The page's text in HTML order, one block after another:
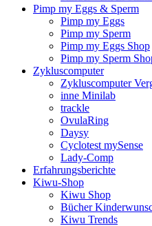
Pimp my Eggs & Sperm
Pimp my Eggs
Pimp my Sperm
Pimp my Eggs Shop
Pimp my Sperm
Zyklus­com­pu­ter
Zyklus­com­pu­ter
inne Mini­lab
track­le
Ovu­la­Ring
Day­sy
Cyclo­test mySen­se
Lady-Comp
Erfah­rungs­be­rich­te
Kiwu-Shop
Kiwu Shop
Bücher
Kiwu Trends